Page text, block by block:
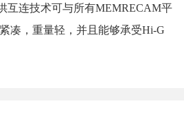
互连技术可与所有MEMRECAM平
凑，重量轻，并且能够承受Hi-G